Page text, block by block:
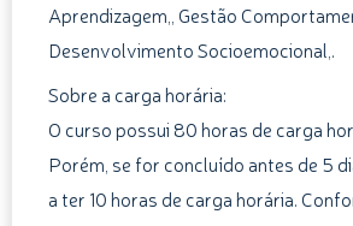
Aprendizagem,, Gestão
Desenvolvimento Socioemocional,.
Sobre a carga horária:
O curso possui 80 horas de carga
Porém, se for concluído antes de 5
a ter 10 horas de carga horária.